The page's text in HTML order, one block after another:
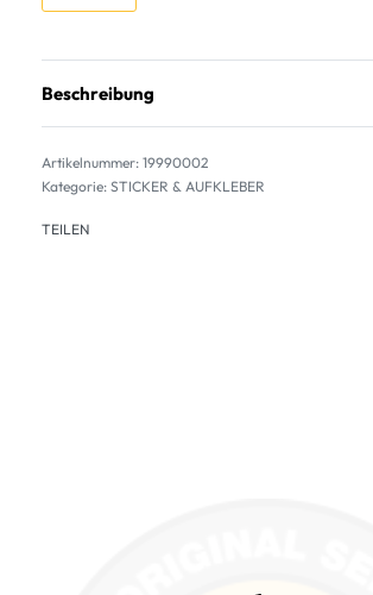
Beschreibung
19990002
Kategorie: STICKER & AUFKLEBER
TEILEN